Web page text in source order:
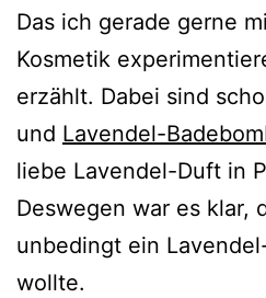
Das ich gerade gerne
Kosmetik
erzählt. Dabei sind
und Lavendel-
liebe Lavendel-Duft in
Deswegen war es klar,
unbedingt ein
wollte.